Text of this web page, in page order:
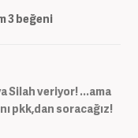
3beğeni
Silah veriyor! ...ama
pkk,dan soracağız!